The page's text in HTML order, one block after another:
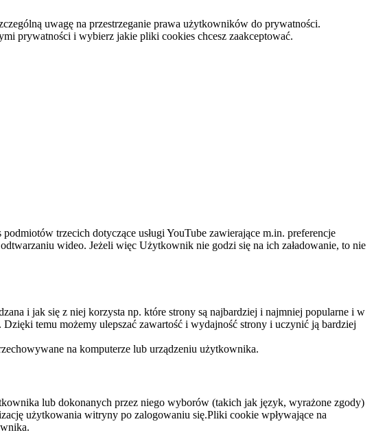
uwagę na przestrzeganie prawa użytkowników do prywatności.
prywatności i wybierz jakie pliki cookies chcesz zaakceptować.
trzecich dotyczące usługi YouTube zawierające m.in. preferencje
wideo. Jeżeli więc Użytkownik nie godzi się na ich załadowanie, to nie
i jak się z niej korzysta np. które strony są najbardziej i najmniej popularne i w
temu możemy ulepszać zawartość i wydajność strony i uczynić ją bardziej
na komputerze lub urządzeniu użytkownika.
lub dokonanych przez niego wyborów (takich jak język, wyrażone zgody)
użytkowania witryny po zalogowaniu się.Pliki cookie wpływające na